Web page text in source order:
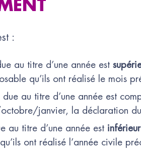
:
au titre d’une année est
qu’ils ont réalisé le mois
au titre d’une année est
janvier, la déclaration du
au titre d’une année est
ont réalisé l’année civile